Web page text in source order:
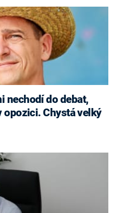
nechodí do debat,
opozici. Chystá velký